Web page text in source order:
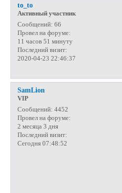
to_to
Активный участник
Сообщений: 66
Провел на форуме:
11 часов 51 минуту
Последний визит:
2020-04-23 22:46:37
SamLion
VIP
Сообщений: 4452
Провел на форуме:
2 месяца 3 дня
Последний визит:
Сегодня 07:48:52